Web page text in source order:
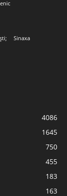
Sinaxa
4086
1645
750
455
183
163